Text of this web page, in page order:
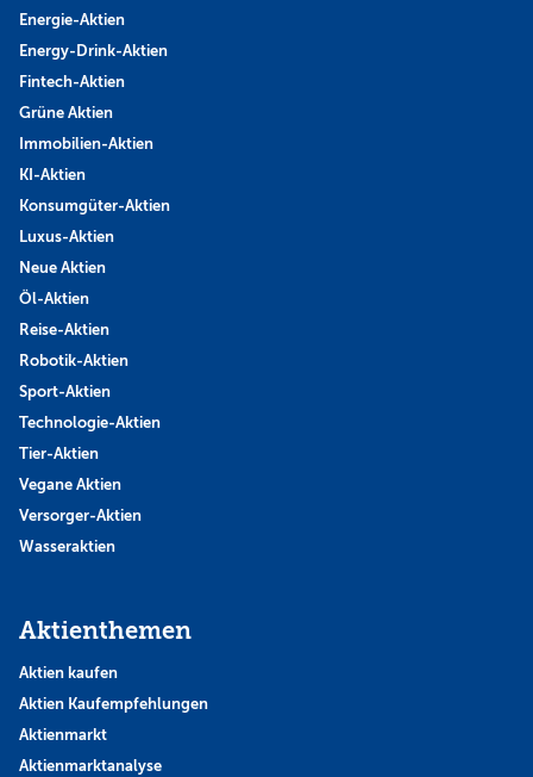
Energie-Aktien
Energy-Drink-Aktien
Fintech-Aktien
Grüne Aktien
Immobilien-Aktien
KI-Aktien
Konsumgüter-Aktien
Luxus-Aktien
Neue Aktien
Öl-Aktien
Reise-Aktien
Robotik-Aktien
Sport-Aktien
Technologie-Aktien
Tier-Aktien
Vegane Aktien
Versorger-Aktien
Wasseraktien
Aktienthemen
Aktien kaufen
Aktien Kaufempfehlungen
Aktienmarkt
Aktienmarktanalyse